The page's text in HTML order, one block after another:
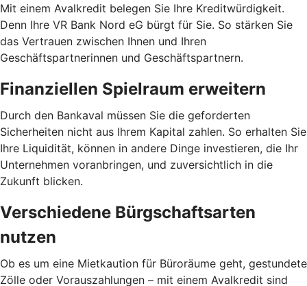
Mit einem Avalkredit belegen Sie Ihre Kreditwürdigkeit.
Denn Ihre VR Bank Nord eG bürgt für Sie. So stärken Sie
das Vertrauen zwischen Ihnen und Ihren
Geschäftspartnerinnen und Geschäftspartnern.
Finanziellen Spielraum erweitern
Durch den Bankaval müssen Sie die geforderten
Sicherheiten nicht aus Ihrem Kapital zahlen. So erhalten Sie
Ihre Liquidität, können in andere Dinge investieren, die Ihr
Unternehmen voranbringen, und zuversichtlich in die
Zukunft blicken.
Verschiedene Bürgschaftsarten
nutzen
Ob es um eine Mietkaution für Büroräume geht, gestundete
Zölle oder Vorauszahlungen – mit einem Avalkredit sind